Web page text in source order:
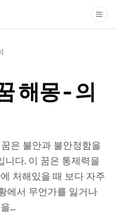
해몽 - 의
은 불안과 불안정함을
니다. 이 꿈은 통제력을
처해있을 때 보다 자주
에서 무언가를 잃거나
...